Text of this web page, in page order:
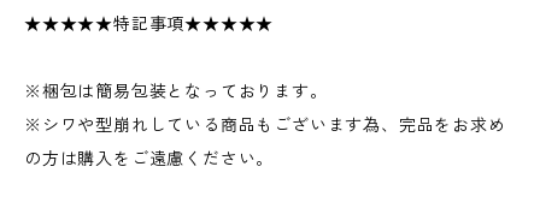
★★★★★特記事項★★★★★
※梱包は簡易包装となっております。
※シワや型崩れしている商品もございます為、完品をお求め
の方は購入をご遠慮ください。